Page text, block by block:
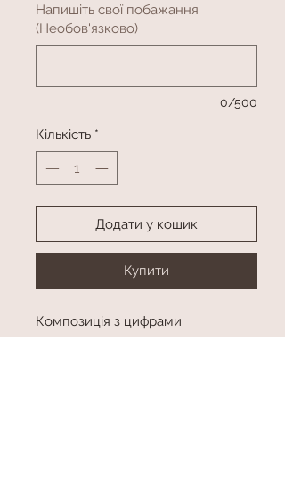
Напишіть свої побажання
(Необов'язково)
0/500
Кількість *
Додати у кошик
Купити
Композиція з цифрами